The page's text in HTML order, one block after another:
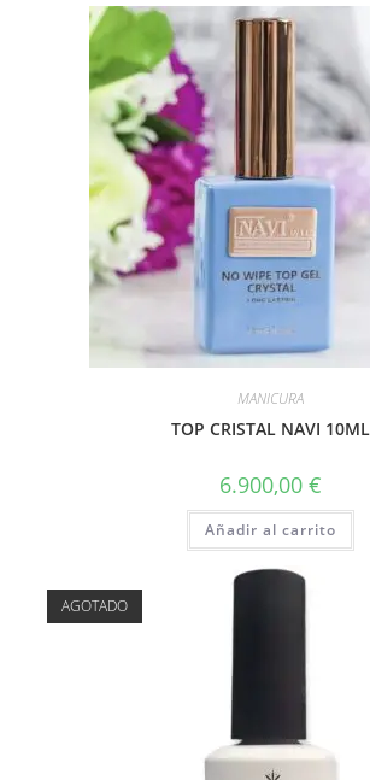
MANICURA
TOP CRISTAL NAVI 10ML
6.900,00 €
Añadir al carrito
AGOTADO